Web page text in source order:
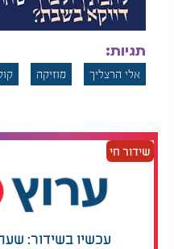
תגיות:
אלי הרצליך מוזיקה
שידור חי
עכשיו בשידור: